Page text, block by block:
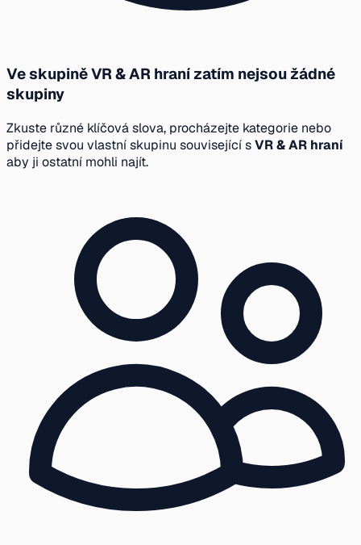
Ve skupině VR & AR hraní zatím nejsou žádné
skupiny
Zkuste různé klíčová slova, procházejte kategorie nebo
přidejte svou vlastní skupinu související sVR & AR hraní
aby ji ostatní mohli najít.